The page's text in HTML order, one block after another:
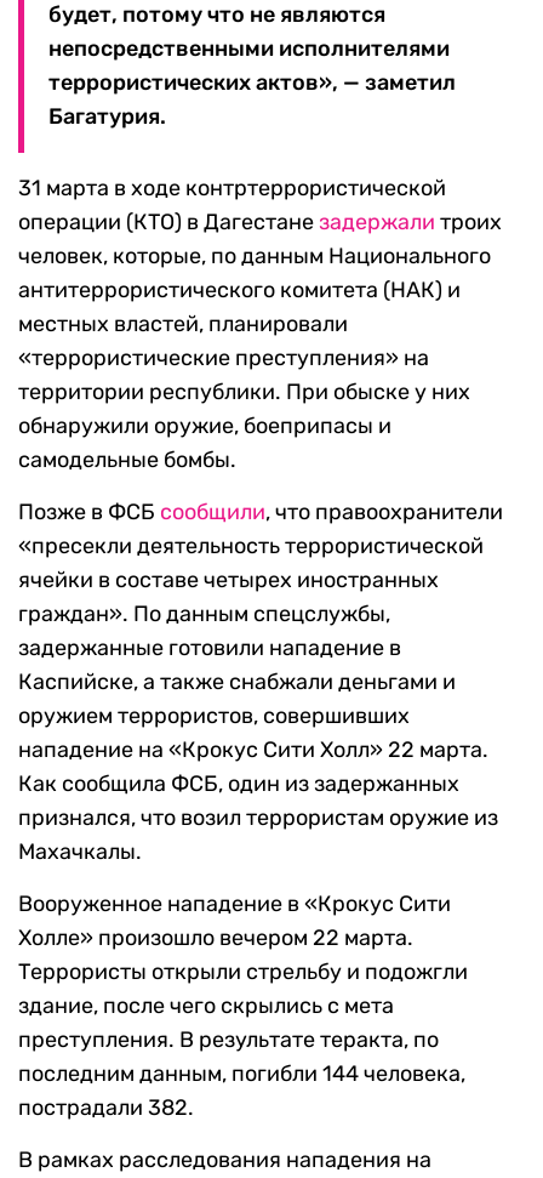
будет, потому что не являются
непосредственными исполнителями
террористических актов», — заметил
Багатурия.
31 марта в ходе контртеррористической
операции (КТО) в Дагестанезадержали троих
человек, которые, по данным Национального
антитеррористического комитета (НАК) и
местных властей, планировали
«террористические преступления» на
территории республики. При обыске у них
обнаружили оружие, боеприпасы и
самодельные бомбы.
Позже в ФСБ сообщили, что правоохранители
«пресекли деятельность террористической
ячейки в составе четырех иностранных
граждан». По данным спецслужбы,
задержанные готовили нападение в
Каспийске, а также снабжали деньгами и
оружием террористов, совершивших
нападение на «Крокус Сити Холл» 22 марта.
Как сообщила ФСБ, один из задержанных
признался, что возил террористам оружие из
Махачкалы.
Вооруженное нападение в «Крокус Сити
Холле» произошло вечером 22 марта.
Террористы открыли стрельбу и подожгли
здание, после чего скрылись с мета
преступления. В результате теракта, по
последним данным, погибли 144 человека,
пострадали 382.
В рамках расследования нападения на